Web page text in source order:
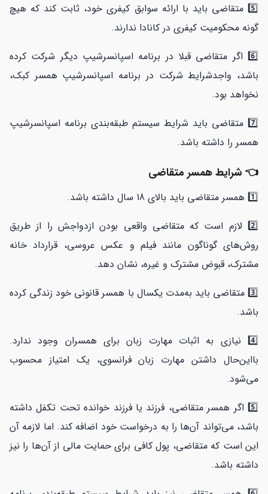
5️⃣ متقاضی باید با ارائه سوابق کیفری خود، ثابت کند که هیچ
گونه محکومیت کیفری در کانادا ندارند.
6️⃣ اگر متقاضی قبلا در برنامه اسپانسرشیپ دیگر شرکت کرده
باشد، واجدشرایط شرکت در برنامه اسپانسرشیپ همسر کبک،
نخواهد بود.
7️⃣ متقاضی باید شرایط سیستم طبقه‌بندی برنامه اسپانسرشیپ
همسر را داشته باشد.
👈 شرایط همسر متقاضی
1️⃣ همسر متقاضی باید بالای 18 سال داشته باشد.
2️⃣ لازم است که متقاضی واقعی بودن ازدواجش را از طریق
روش‌های گوناگون مانند فیلم و عکس عروسی، قرارداد خانه
مشترک، قبوض مشترک و غیره، نشان دهد.
3️⃣ متقاضی باید به‌مدت یکسال با همسر قانونی خود زندگی کرده
باشد.
4️⃣ نیازی به اثبات مهارت زبان برای همسران وجود ندارد.
بااین‌حال داشتن مهارت زبان فرانسوی، یک امتیاز محسوب
می‌شود.
5️⃣ اگر همسر متقاضی، فرزند یا فرزند خوانده تحت تکفل داشته
باشد، می‌تواند آن‌ها را به درخواست خود اضافه کند. اما لازمه آن
این است که متقاضی، پول کافی برای حمایت مالی از آن‌ها را نیز
داشته باشد.